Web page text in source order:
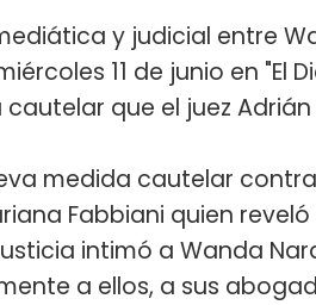
y judicial entre
11 de junio en "El
que el juez
medida cautelar
Fabbiani quien
intimó a Wanda
a ellos, a sus